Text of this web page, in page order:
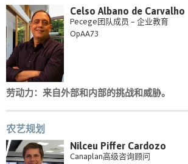
Celso Albano de Carvalho
Pecege团队成员 – 企业教育
OpAA73
劳动力：来自外部和内部的挑战和威胁。
农艺规划
Nilceu Piffer Cardozo
Canaplan高级咨询顾问